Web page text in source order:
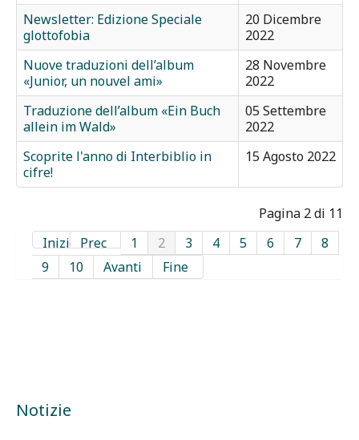
Newsletter: Edizione Speciale
glottofobia
20 Dicembre
2022
Nuove traduzioni dell’album
«Junior, un nouvel ami»
28 Novembre
2022
Traduzione dell’album «Ein Buch
allein im Wald»
05 Settembre
2022
Scoprite l'anno di Interbiblio in
cifre!
15 Agosto 2022
Pagina 2 di 11
Inizio Prec 1 2 3 4 5 6 7
8
9
10 Avanti Fine
Notizie